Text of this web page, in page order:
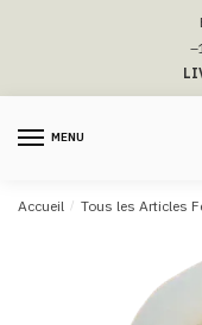
navigation
MENU
Accueil / Tous les Articles